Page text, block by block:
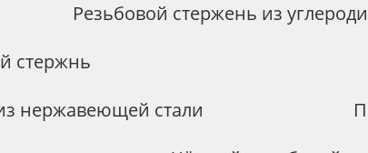
Резьбовой стержень из
стержнь
нержавеющей стали